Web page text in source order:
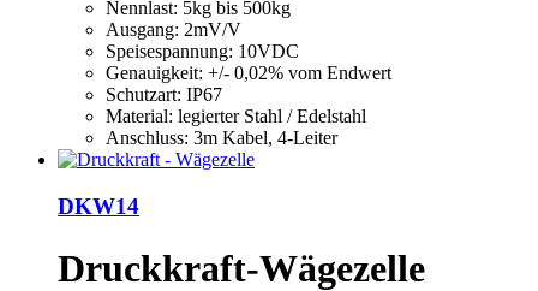
Nennlast: 5kg bis 500kg
Ausgang: 2mV/V
Speisespannung: 10VDC
Genauigkeit: +/- 0,02% vom Endwert
Schutzart: IP67
Material: legierter Stahl / Edelstahl
Anschluss: 3m Kabel, 4-Leiter
DKW14
Druckkraft-Wägezelle